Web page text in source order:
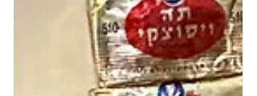
מפגשי סופרים בבתי הקפה של תל
אביב